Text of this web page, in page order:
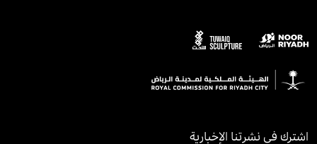
اشترك في نشرتنا الإخبارية